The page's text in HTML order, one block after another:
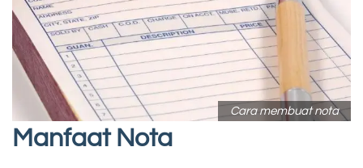
Cara membuat nota
Manfaat Nota